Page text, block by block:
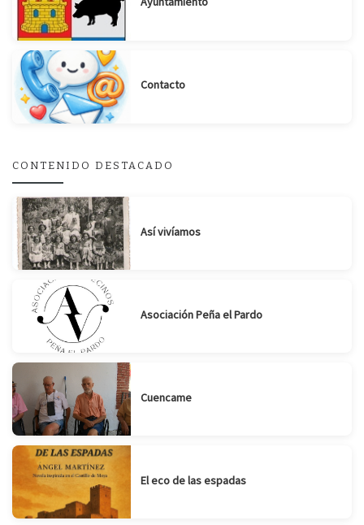
Contacto
CONTENIDO DESTACADO
Así vivíamos
Asociación Peña el Pardo
Cuencame
El eco de las espadas